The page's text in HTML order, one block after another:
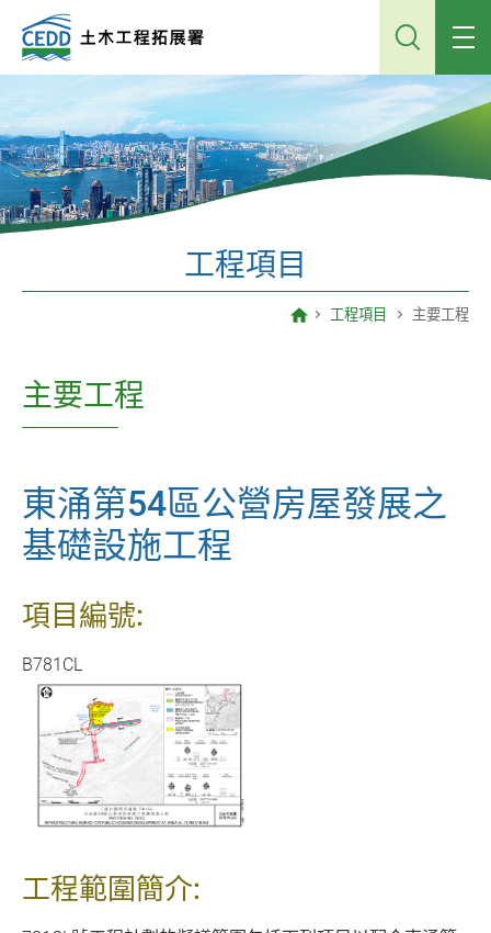
容
工程項目
工程項目 主要工程
主要工程
東涌第54區公營房屋發展之
基礎設施工程
項目編號:
B781CL
工程範圍簡介: